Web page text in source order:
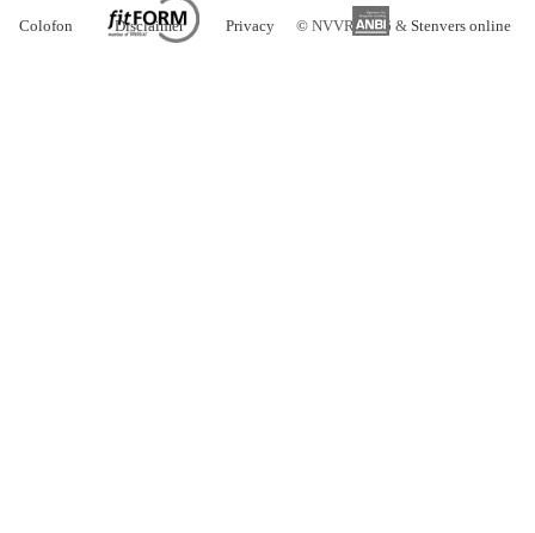
© NVVR 2026 & Stenvers online
Colofon Disclaimer Privacy